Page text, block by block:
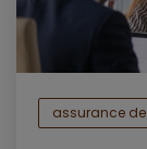
assurance